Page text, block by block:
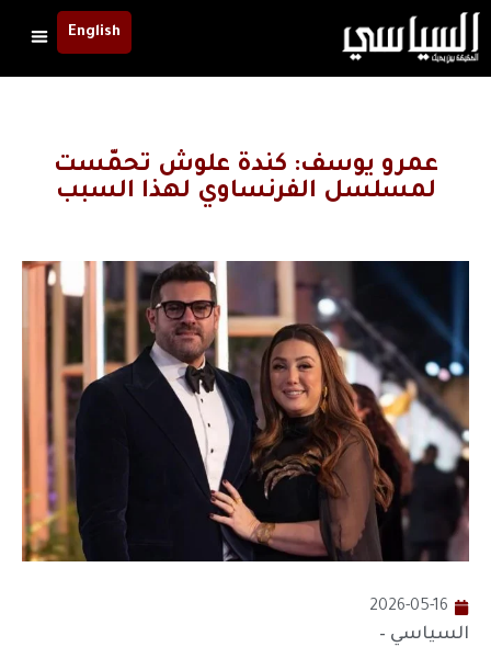
English
عمرو يوسف: كندة علوش تحمّست
لمسلسل الفرنساوي لهذا السبب
2026-05-16
السياسي –